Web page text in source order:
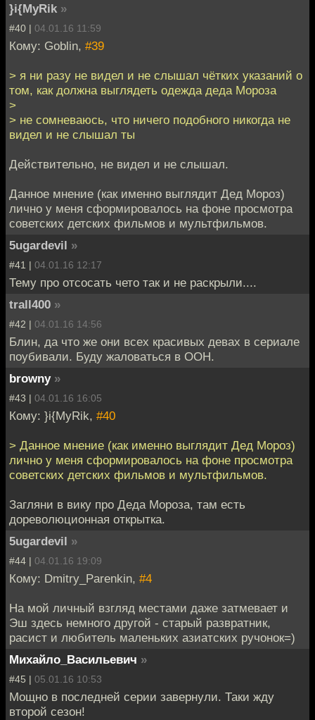
}i{MyRik »
#40 | 04.01.16 11:59
Кому: Goblin, #39
> я ни разу не видел и не слышал чётких указаний о
том, как должна выглядеть одежда деда Мороза
>
> не сомневаюсь, что ничего подобного никогда не
видел и не слышал ты
Действительно, не видел и не слышал.
Данное мнение (как именно выглядит Дед Мороз)
лично у меня сформировалось на фоне просмотра
советских детских фильмов и мультфильмов.
5ugardevil »
#41 | 04.01.16 12:17
Тему про отсосать чето так и не раскрыли....
trall400 »
#42 | 04.01.16 14:56
Блин, да что же они всех красивых девах в сериале
поубивали. Буду жаловаться в ООН.
browny »
#43 | 04.01.16 16:05
Кому: }i{MyRik, #40
> Данное мнение (как именно выглядит Дед Мороз)
лично у меня сформировалось на фоне просмотра
советских детских фильмов и мультфильмов.
Загляни в вику про Деда Мороза, там есть
дореволюционная открытка.
5ugardevil »
#44 | 04.01.16 19:09
Кому: Dmitry_Parenkin, #4
На мой личный взгляд местами даже затмевает и
Эш здесь немного другой - старый развратник,
расист и любитель маленьких азиатских ручонок=)
Михайло_Васильевич »
#45 | 05.01.16 10:53
Мощно в последней серии завернули. Таки жду
второй сезон!